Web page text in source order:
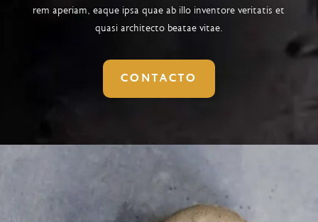
rem aperiam, eaque ipsa quae ab illo inventore veritatis et
quasi architecto beatae vitae.
CONTACTO